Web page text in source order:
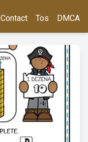
Contact Tos DMCA